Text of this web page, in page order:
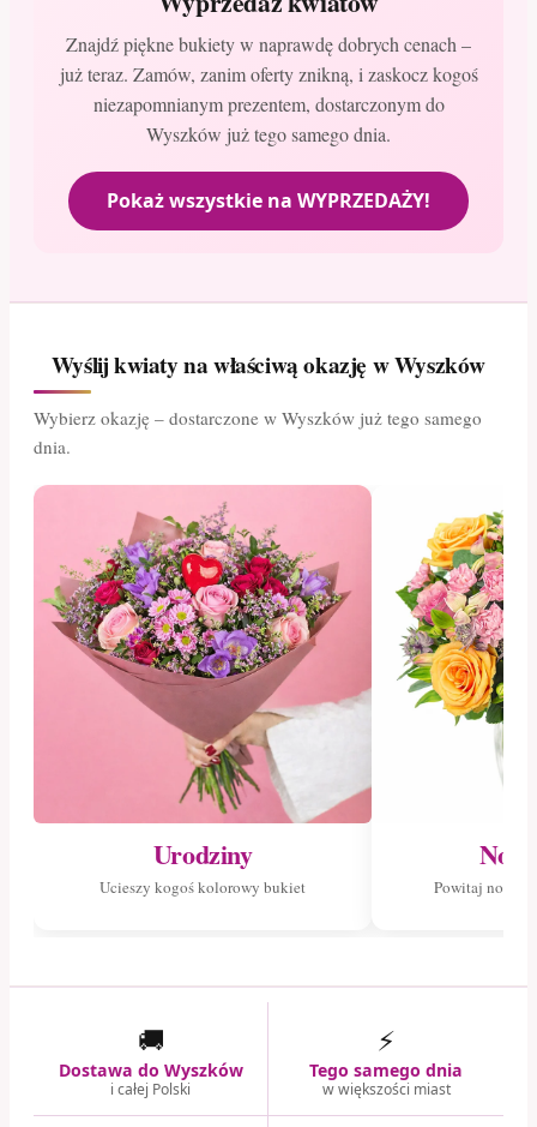
Znajdź piękne bukiety w naprawdę dobrych cenach –
już teraz. Zamów, zanim oferty znikną, i zaskocz kogoś
niezapomnianym prezentem, dostarczonym do
Wyszków już tego samego dnia.
Pokaż wszystkie na WYPRZEDAŻY!
Wyślij kwiaty na właściwą okazję w Wyszków
Wybierz okazję – dostarczone w Wyszków już tego samego
dnia.
Urodziny
Ucieszy kogoś kolorowy bukiet Powitaj
🚚
Dostawa do Wyszków
i całej Polski
⚡
Tego samego dnia
w większości miast